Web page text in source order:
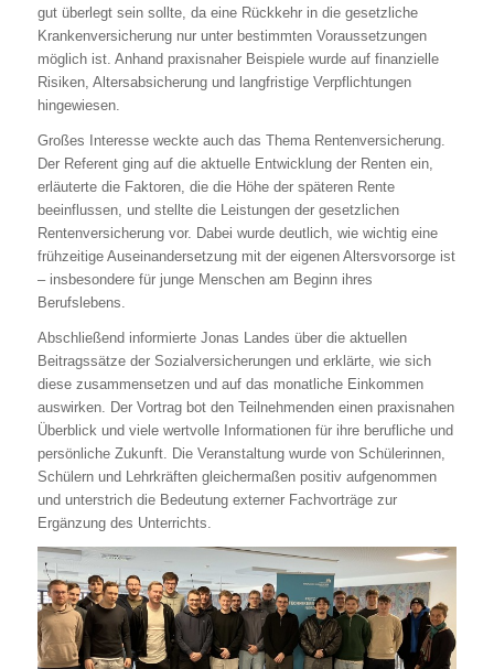
gut überlegt sein sollte, da eine Rückkehr in die gesetzliche
Krankenversicherung nur unter bestimmten Voraussetzungen
möglich ist. Anhand praxisnaher Beispiele wurde auf finanzielle
Risiken, Altersabsicherung und langfristige Verpflichtungen
hingewiesen.
Großes Interesse weckte auch das Thema Rentenversicherung.
Der Referent ging auf die aktuelle Entwicklung der Renten ein,
erläuterte die Faktoren, die die Höhe der späteren Rente
beeinflussen, und stellte die Leistungen der gesetzlichen
Rentenversicherung vor. Dabei wurde deutlich, wie wichtig eine
frühzeitige Auseinandersetzung mit der eigenen Altersvorsorge ist
– insbesondere für junge Menschen am Beginn ihres
Berufslebens.
Abschließend informierte Jonas Landes über die aktuellen
Beitragssätze der Sozialversicherungen und erklärte, wie sich
diese zusammensetzen und auf das monatliche Einkommen
auswirken. Der Vortrag bot den Teilnehmenden einen praxisnahen
Überblick und viele wertvolle Informationen für ihre berufliche und
persönliche Zukunft. Die Veranstaltung wurde von Schülerinnen,
Schülern und Lehrkräften gleichermaßen positiv aufgenommen
und unterstrich die Bedeutung externer Fachvorträge zur
Ergänzung des Unterrichts.